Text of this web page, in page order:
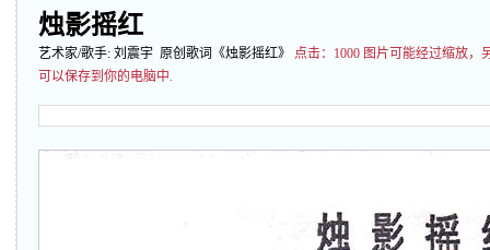
烛影摇红
艺术家/歌手: 刘震宇 原创歌词《烛影摇红》 点击： 1000 图片可能经过缩放，
可以保存到你的电脑中.